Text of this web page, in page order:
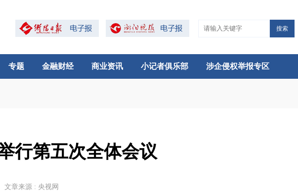
搜索
专题 金融财经 商业资讯 小记者俱乐部 涉企侵权举报专区
行第五次全体会议
文章来源 : 央视网